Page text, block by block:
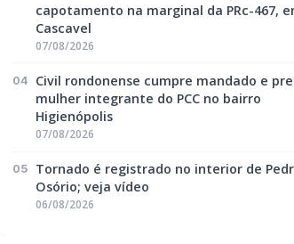
capotamento na marginal da PRc-467,
Cascavel
07/08/2026
04
Civil rondonense cumpre mandado e
mulher integrante do PCC no bairro
Higienópolis
07/08/2026
05
Tornado é registrado no interior de
Osório; veja vídeo
06/08/2026